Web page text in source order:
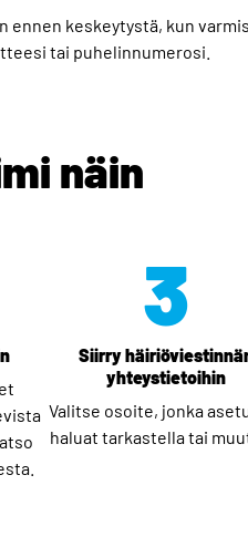
keskeytystä, kun
tai puhelinnumerosi.
näin
3
Siirry
yhteystietoihin
Valitse osoite, jonka
haluat tarkastella tai